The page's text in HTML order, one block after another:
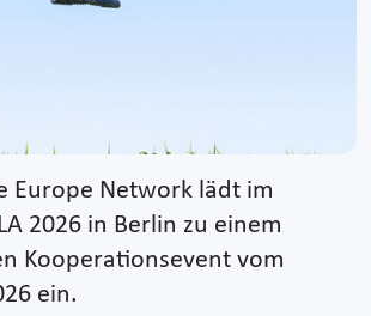
Europe Network lädt im
2026 in Berlin zu einem
Kooperationsevent vom
ein.